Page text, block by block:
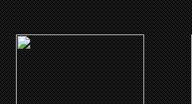
(2009)
La Premiere Etoile